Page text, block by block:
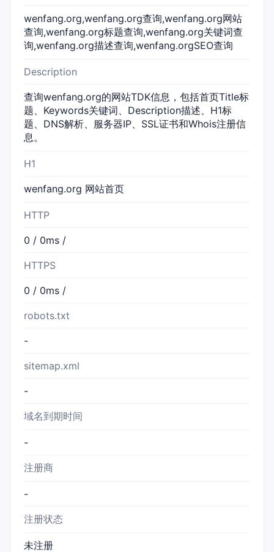
wenfang.org,wenfang.org查询,wenfang.org网站
查询,wenfang.org标题查询,wenfang.org关键词查
询,wenfang.org描述查询,wenfang.orgSEO查询
Description
查询wenfang.org的网站TDK信息，包括首页Title标
题、Keywords关键词、Description描述、H1标
题、DNS解析、服务器IP、SSL证书和Whois注册信
息。
H1
wenfang.org 网站首页
HTTP
0 / 0ms /
HTTPS
0 / 0ms /
robots.txt
-
sitemap.xml
-
域名到期时间
-
注册商
-
注册状态
未注册